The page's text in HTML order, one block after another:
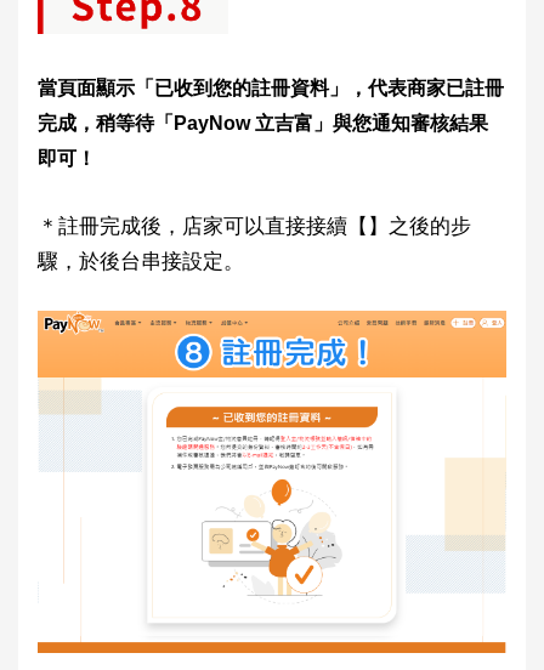
當頁面顯示「已收到您的註冊資料」，代表商家已註冊
完成，稍等待「PayNow 立吉富」與您通知審核結果
即可！
＊註冊完成後，店家可以直接接續【】之後的步
驟，於後台串接設定。